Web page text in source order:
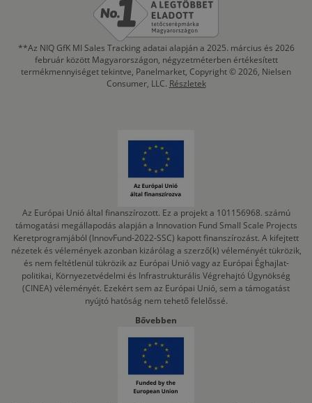
**Az NIQ GfK MI Sales Tracking adatai alapján a 2025. március és 2026
február között Magyarországon, négyzetméterben értékesített
termékmennyiséget tekintve, Panelmarket, Copyright © 2026, Nielsen
Consumer, LLC. Részletek
Az Európai Unió által finanszírozott. Ez a projekt a 101156968. számú
támogatási megállapodás alapján a Innovation Fund Small Scale Projects
Keretprogramjából (InnovFund-2022-SSC) kapott finanszírozást. A kifejtett
nézetek és vélemények azonban kizárólag a szerző(k) véleményét tükrözik,
és nem feltétlenül tükrözik az Európai Unió vagy az Európai Éghajlat-
politikai, Környezetvédelmi és Infrastrukturális Végrehajtó Ügynökség
(CINEA) véleményét. Ezekért sem az Európai Unió, sem a támogatást
nyújtó hatóság nem tehető felelőssé.
Bővebben